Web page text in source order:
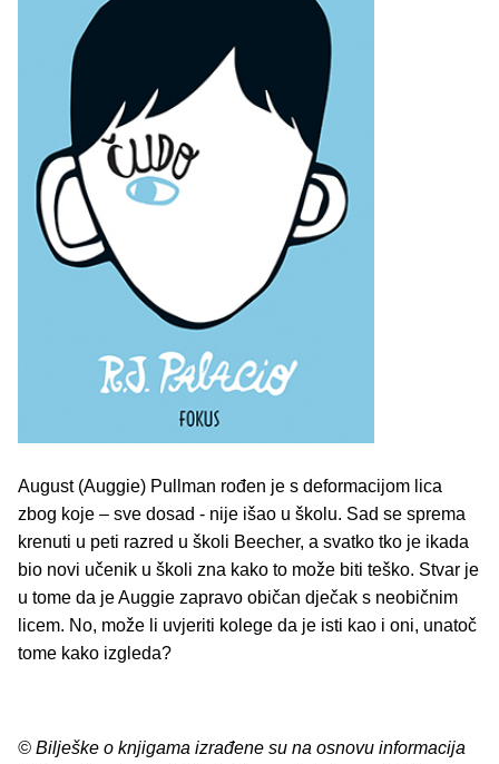
August (Auggie) Pullman rođen je s deformacijom lica
zbog koje – sve dosad - nije išao u školu. Sad se sprema
krenuti u peti razred u školi Beecher, a svatko tko je ikada
bio novi učenik u školi zna kako to može biti teško. Stvar je
u tome da je Auggie zapravo običan dječak s neobičnim
licem. No, može li uvjeriti kolege da je isti kao i oni, unatoč
tome kako izgleda?
© Bilješke o knjigama izrađene su na osnovu informacija